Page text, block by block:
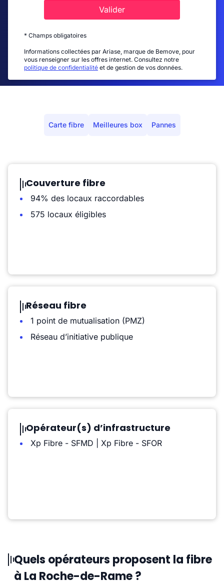
Valider
* Champs obligatoires
Informations collectées par Ariase, marque de Bemove, pour
vous renseigner sur les offres internet. Consultez notre
politique de confidentialité et de gestion de vos données.
Carte fibre Meilleures box Pannes
Couverture fibre
94% des locaux raccordables
575 locaux éligibles
Réseau fibre
1 point de mutualisation (PMZ)
Réseau d’initiative publique
Opérateur(s) d’infrastructure
Xp Fibre - SFMD | Xp Fibre - SFOR
Quels opérateurs proposent la fibre
à La Roche-de-Rame ?